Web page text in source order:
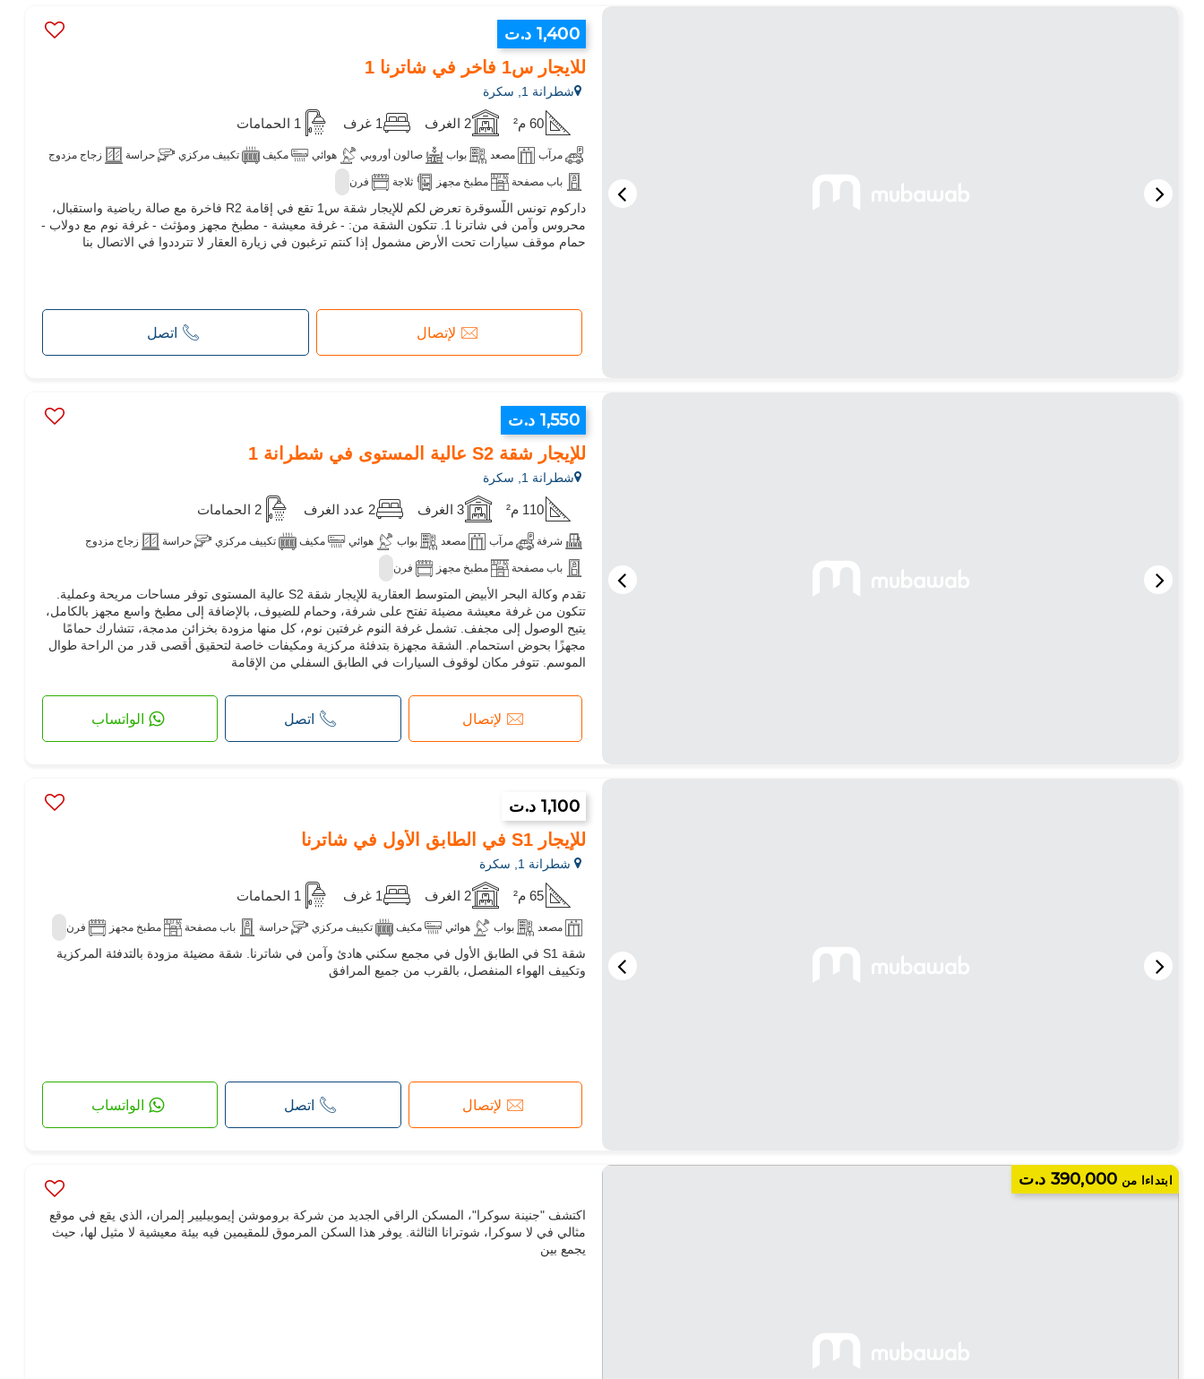
1,400 د.ت
للايجار س1 فاخر في شاترنا 1
شطرانة 1, سكرة
60 م² 2 الغرف 1 غرف 1 الحمامات
مرآب مصعد بواب صالون أوروبي هوائي مكيف تكييف مركزي حراسة زجاج مزدوج
باب مصفحة مطبخ مجهز ثلاجة فرن
داركوم تونس اللّسوقرة تعرض لكم للإيجار شقة س1 تقع في إقامة R2 فاخرة مع صالة رياضية واستقبال،
محروس وآمن في شاترنا 1. تتكون الشقة من: - غرفة معيشة - مطبخ مجهز ومؤثث - غرفة نوم مع دولاب -
حمام موقف سيارات تحت الأرض مشمول إذا كنتم ترغبون في زيارة العقار لا تترددوا في الاتصال بنا
لإتصال اتصل
1,550 د.ت
للإيجار شقة S2 عالية المستوى في شطرانة 1
شطرانة 1, سكرة
110 م² 3 الغرف 2 عدد الغرف 2 الحمامات
شرفة مرآب مصعد بواب هوائي مكيف تكييف مركزي حراسة زجاج مزدوج
باب مصفحة مطبخ مجهز فرن
تقدم وكالة البحر الأبيض المتوسط العقارية للإيجار شقة S2 عالية المستوى توفر مساحات مريحة وعملية.
تتكون من غرفة معيشة مضيئة تفتح على شرفة، وحمام للضيوف، بالإضافة إلى مطبخ واسع مجهز بالكامل،
يتيح الوصول إلى مجفف. تشمل غرفة النوم غرفتين نوم، كل منها مزودة بخزائن مدمجة، تتشارك حمامًا
مجهزًا بحوض استحمام. الشقة مجهزة بتدفئة مركزية ومكيفات خاصة لتحقيق أقصى قدر من الراحة طوال
الموسم. تتوفر مكان لوقوف السيارات في الطابق السفلي من الإقامة
لإتصال اتصل الواتساب
1,100 د.ت
للإيجار S1 في الطابق الأول في شاترنا
شطرانة 1, سكرة
65 م² 2 الغرف 1 غرف 1 الحمامات
مصعد بواب هوائي مكيف تكييف مركزي حراسة باب مصفحة مطبخ مجهز فرن
شقة S1 في الطابق الأول في مجمع سكني هادئ وآمن في شاترنا. شقة مضيئة مزودة بالتدفئة المركزية
وتكييف الهواء المنفصل، بالقرب من جميع المرافق
لإتصال اتصل الواتساب
ابتداءا من 390,000 د.ت
اكتشف "جنينة سوكرا"، المسكن الراقي الجديد من شركة بروموشن إيموبيليير إلمران، الذي يقع في موقع
مثالي في لا سوكرا، شوترانا الثالثة. يوفر هذا السكن المرموق للمقيمين فيه بيئة معيشية لا مثيل لها، حيث
يجمع بين